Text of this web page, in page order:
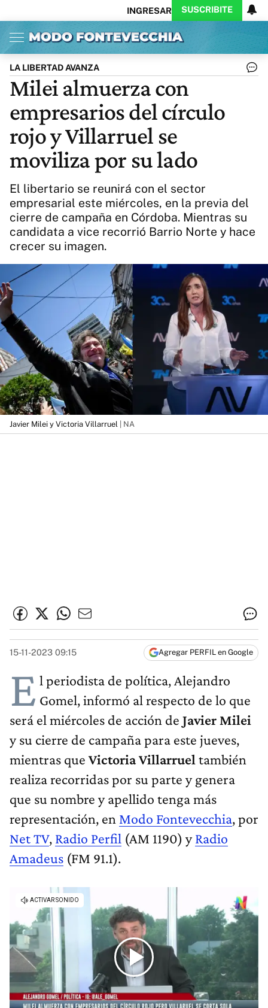
INGRESAR SUSCRIBITE
Inicio Ahora
Opinión
Política
Ciencia
Protagonistas
Cultura
Arte
Educación
Clima
Deportes
CARAS
Exitoina
Turismo
Videos
Córdoba
Business
Noticias
Caras
Gaming
Diario del Juicio
Actualidad
LA LIBERTAD AVANZA
Milei almuerza con
empresarios del círculo
rojo y Villarruel se
moviliza por su lado
El libertario se reunirá con el sector
empresarial este miércoles, en la previa del
cierre de campaña en Córdoba. Mientras su
candidata a vice recorrió Barrio Norte y hace
crecer su imagen.
Javier Milei y Victoria Villarruel | NA
15-11-2023 09:15 Agregar PERFIL en Google
E l periodista de política, Alejandro
Gomel, informó al respecto de lo que
será el miércoles de acción de Javier Milei
y su cierre de campaña para este jueves,
mientras que Victoria Villarruel también
realiza recorridas por su parte y genera
que su nombre y apellido tenga más
representación, en Modo Fontevecchia, por
Net TV, Radio Perfil (AM 1190) yRadio
Amadeus (FM 91.1).